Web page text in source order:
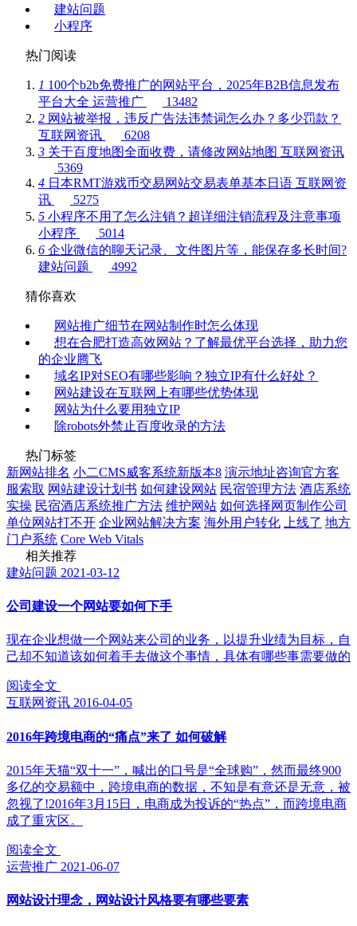
建站问题
小程序
热门阅读
1 100个b2b免费推广的网站平台，2025年B2B信息发布
平台大全 运营推广
13482
2 网站被举报，违反广告法违禁词怎么办？多少罚款？
互联网资讯
6208
3 关于百度地图全面收费，请修改网站地图 互联网资讯
5369
4 日本RMT游戏币交易网站交易表单基本日语 互联网资
讯
5275
5 小程序不用了怎么注销？超详细注销流程及注意事项
小程序
5014
6 企业微信的聊天记录、文件图片等，能保存多长时间?
建站问题
4992
猜你喜欢
网站推广细节在网站制作时怎么体现
想在合肥打造高效网站？了解最优平台选择，助力您
的企业腾飞
域名IP对SEO有哪些影响？独立IP有什么好处？
网站建设在互联网上有哪些优势体现
网站为什么要用独立IP
除robots外禁止百度收录的方法
热门标签
新网站排名 小二CMS威客系统新版本8 演示地址咨询官方客
服索取 网站建设计划书 如何建设网站 民宿管理方法 酒店系统
实操 民宿酒店系统推广方法 维护网站 如何选择网页制作公司
单位网站打不开 企业网站解决方案 海外用户转化 上线了 地方
门户系统 Core Web Vitals
相关推荐
建站问题 2021-03-12
公司建设一个网站要如何下手
现在企业想做一个网站来公司的业务，以提升业绩为目标，自
己却不知道该如何着手去做这个事情，具体有哪些事需要做的
阅读全文
互联网资讯 2016-04-05
2016年跨境电商的“痛点”来了 如何破解
2015年天猫“双十一”，喊出的口号是“全球购”，然而最终900
多亿的交易额中，跨境电商的数据，不知是有意还是无意，被
忽视了!2016年3月15日，电商成为投诉的“热点”，而跨境电商
成了重灾区。
阅读全文
运营推广 2021-06-07
网站设计理念，网站设计风格要有哪些要素